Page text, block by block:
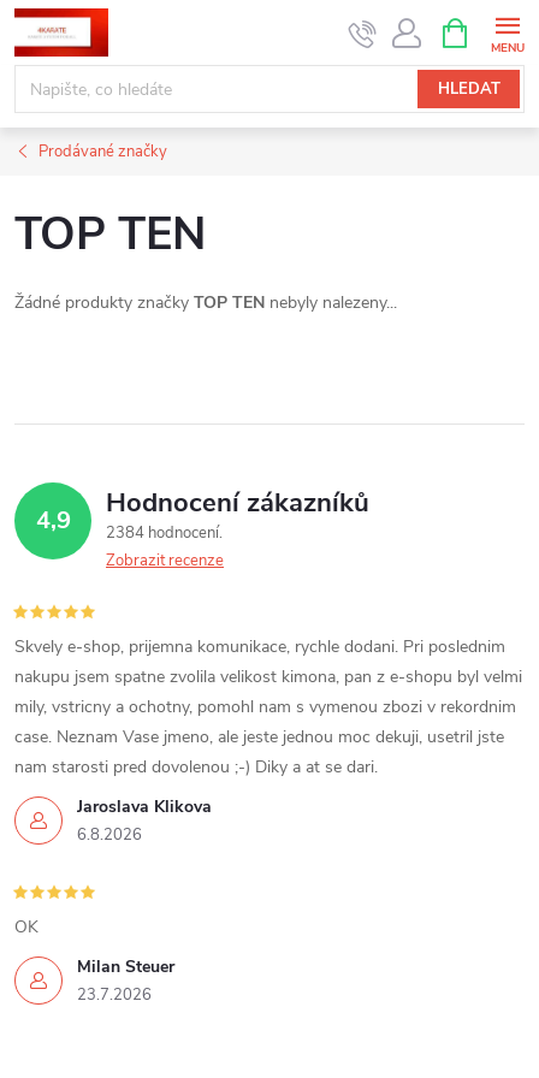
Přejít
na
obsah
HLEDAT
NÁKUPNÍ
KOŠÍK
Prodávané značky
TOP TEN
Žádné produkty značky TOP TEN nebyly nalezeny...
4,9 Hodnocení zákazníků
2384 hodnocení
Zobrazit recenze
Jaroslava Klikova
6.8.2026
Skvely e-shop, prijemna komunikace, rychle dodani. Pri poslednim
nakupu jsem spatne zvolila velikost kimona, pan z e-shopu byl velmi
mily, vstricny a ochotny, pomohl nam s vymenou zbozi v rekordnim
case. Neznam Vase jmeno, ale jeste jednou moc dekuji, usetril jste
nam starosti pred dovolenou ;-) Diky a at se dari.
Milan Steuer
23.7.2026
OK